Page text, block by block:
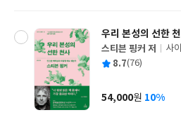
우리 본성의 선한
글
쓴
스티븐 핑커 저
출
사
사
평 8.7(76)
가
54,000원 10%